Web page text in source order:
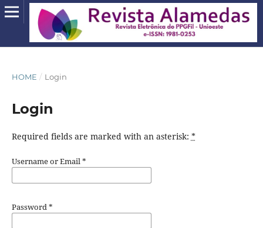
HOME / Login
Login
Required fields are marked with an asterisk: *
Username or Email*
Password*